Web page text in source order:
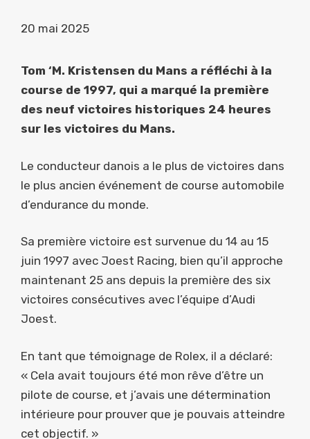
20 mai 2025
Tom ‘M. Kristensen du Mans a réfléchi à la
course de 1997, qui a marqué la première
des neuf victoires historiques 24 heures
sur les victoires du Mans.
Le conducteur danois a le plus de victoires dans
le plus ancien événement de course automobile
d’endurance du monde.
Sa première victoire est survenue du 14 au 15
juin 1997 avec Joest Racing, bien qu’il approche
maintenant 25 ans depuis la première des six
victoires consécutives avec l’équipe d’Audi
Joest.
En tant que témoignage de Rolex, il a déclaré:
« Cela avait toujours été mon rêve d’être un
pilote de course, et j’avais une détermination
intérieure pour prouver que je pouvais atteindre
cet objectif. »